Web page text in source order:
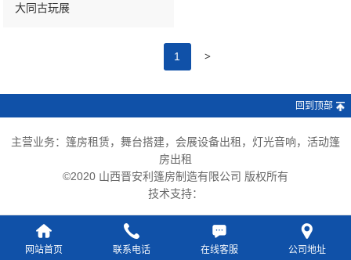
大同古玩展
1 >
网站首页 联系电话 在线客服 公司地址
回到顶部
主营业务：篷房租赁，舞台搭建，会展设备出租，灯光音响，活动篷
房出租
©2020 山西晋安利篷房制造有限公司 版权所有
技术支持：